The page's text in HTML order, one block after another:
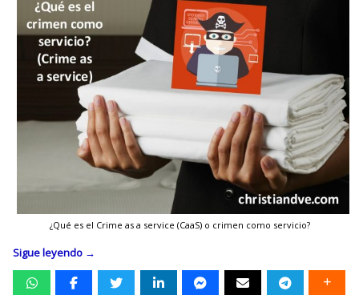
¿Qué es el Crime as a service (CaaS) o crimen como servicio?
Sigue leyendo →